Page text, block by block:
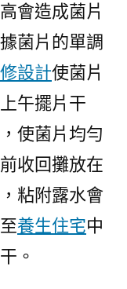
會造成菌片
菌片的單調
設計使菌片
午擺片干
使菌片均勻
收回攤放在
粘附露水會
養生住宅中
。